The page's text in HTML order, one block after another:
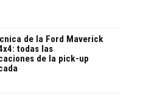
de la Ford Maverick
todas las
de la pick-up